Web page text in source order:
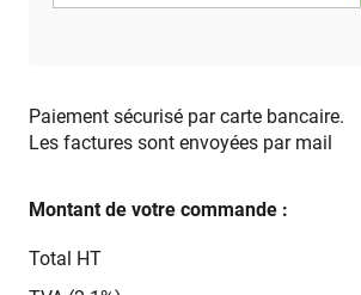
Paiement sécurisé par carte bancaire.
Les factures sont envoyées par mail
Montant de votre commande :
Total HT